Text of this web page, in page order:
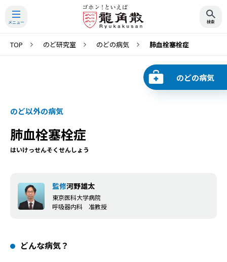
TOP のど研究室 のどの病気 肺血栓塞栓症
のど以外の病気
肺血栓塞栓症
はいけっせんそくせんしょう
のどの病気
どんな病気？
監修河野雄太
東京医科大学病院
呼吸器内科 准教授